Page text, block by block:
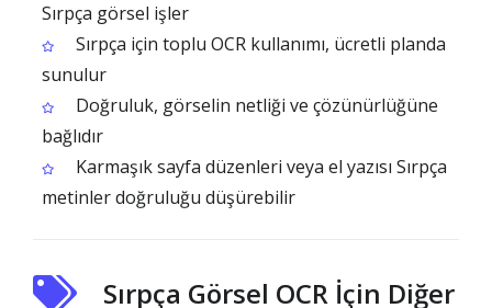
Sırpça görsel işler
Sırpça için toplu OCR kullanımı, ücretli planda
sunulur
Doğruluk, görselin netliği ve çözünürlüğüne
bağlıdır
Karmaşık sayfa düzenleri veya el yazısı Sırpça
metinler doğruluğu düşürebilir
Sırpça Görsel OCR İçin Diğer